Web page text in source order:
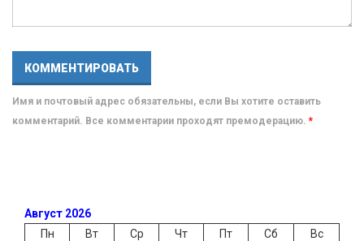
Имя и почтовый адрес обязательны, если Вы хотите оставить
комментарий. Все комментарии проходят премодерацию. *
Август 2026
Пн
Вт Ср Чт Пт Сб Вс